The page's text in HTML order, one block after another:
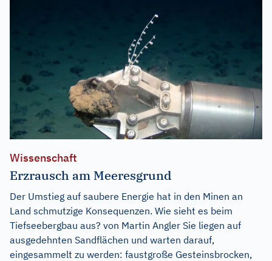
Wissenschaft
Erzrausch am Meeresgrund
Der Umstieg auf saubere Energie hat in den Minen an
Land schmutzige Konsequenzen. Wie sieht es beim
Tiefseebergbau aus? von Martin Angler Sie liegen auf
ausgedehnten Sandflächen und warten darauf,
eingesammelt zu werden: faustgroße Gesteinsbrocken,